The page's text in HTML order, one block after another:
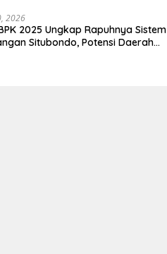
2026
2025 Ungkap Rapuhnya Sistem
Situbondo, Potensi Daerah